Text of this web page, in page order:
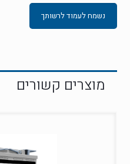
נשמח לעמוד לרשותך